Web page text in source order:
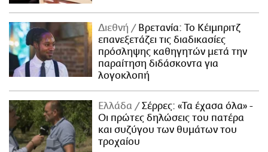
Διεθνή
Βρετανία: Το Κέιμπριτζ
επανεξετάζει τις διαδικασίες
πρόσληψης καθηγητών μετά την
παραίτηση διδάσκοντα για
λογοκλοπή
Ελλάδα
Σέρρες: «Τα έχασα όλα» -
Οι πρώτες δηλώσεις του πατέρα
και συζύγου των θυμάτων του
τροχαίου